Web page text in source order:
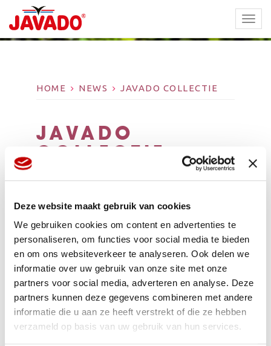
Deze website maakt gebruik van cookies
We gebruiken cookies om content en advertenties te
personaliseren, om functies voor social media te bieden
en om ons websiteverkeer te analyseren. Ook delen we
informatie over uw gebruik van onze site met onze
partners voor social media, adverteren en analyse. Deze
partners kunnen deze gegevens combineren met andere
informatie die u aan ze heeft verstrekt of die ze hebben
verzameld op basis van uw gebruik van hun services.
HOME NEWS JAVADO COLLECTIE
JAVADO
COLLECTIE
Javado Botanic Autumn collectie
Gepubliceerd op: 7 oktober 2016